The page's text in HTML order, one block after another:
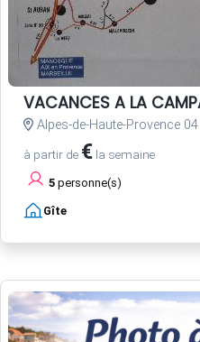
VACANCES A LA
Alpes-de-Haute-Provence 04
à partir de € la semaine
5 personne(s)
Gîte